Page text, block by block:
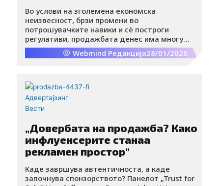
Во услови на зголемена економска
неизвесност, брзи промени во
потрошувачките навики и сè построги
регулативи, продажбата денес има многу
поширока улога од остварување на таргети.
Таа значи внимателно управување со ризици,
Webmind Редакција28/01/2026
Адвертајзинг
Вести
„Довербата на продажба? Како
инфлуенсерите станаа
рекламен простор“
Каде завршува автентичноста, а каде
започнува спонзорството? Панелот „Trust for